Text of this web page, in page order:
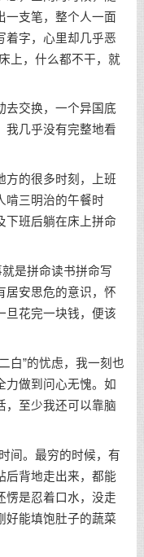
一支笔，整个人一面
着字，心里却几乎恶
上，什么都不干，就
交换，一个异国底
我几乎没有完整地看
的很多时刻，上班
啃三明治的午餐时
下班后躺在床上拼命
是拼命读书拼命写
居安思危的意识，怀
旦花完一块钱，便该
”的忧虑，我一刻也
力做到问心无愧。如
，至少我还可以靠脑
间。最穷的时候，有
后背地走出来，都能
愣是忍着口水，没走
好能填饱肚子的蔬菜